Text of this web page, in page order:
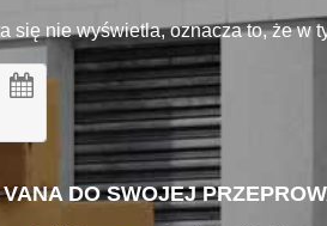
się nie wyświetla, oznacza to, że w
DO SWOJEJ